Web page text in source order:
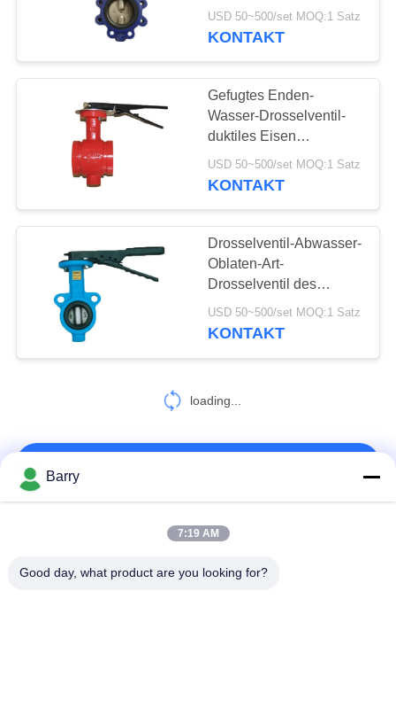
stabilisierten Wasser-
Druck
USD 50~500/set MOQ:1 Satz
KONTAKT
Gefugtes Enden-
Wasser-Drosselventil-
duktiles Eisen
motorisiert für mittlere
Chemikalie
USD 50~500/set MOQ:1 Satz
KONTAKT
Drosselventil-Abwasser-
Oblaten-Art-
Drosselventil des
Brauchwasser-DN65
USD 50~500/set MOQ:1 Satz
KONTAKT
loading...
Beliebte Kategorien
Barry
7:19 AM
Good day, what product are you looking for?